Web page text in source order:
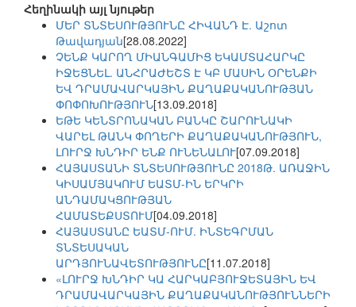
Հեղինակի այլ նյութեր
ՄԵՐ ՏՆՏԵՍՈՒԹՅՈՒՆԸ ՀԻՎԱՆԴ Է. Աշոտ
Թավադյան[28.08.2022]
ՉԵՆՔ ԿԱՐՈՂ ՄԻԱՆԳԱՄԻՑ ԵԿԱՄՏԱՀԱՐԿԸ
ԻՋԵՑՆԵԼ. ԱՆՀՐԱԺԵՇՏ Է ԿԲ ՄԱՍԻՆ ՕՐԵՆՔԻ
ԵՎ ԴՐԱՄԱՎԱՐԿԱՅԻՆ ՔԱՂԱՔԱԿԱՆՈՒԹՅԱՆ
ՓՈՓՈԽՈՒԹՅՈՒՆ[13.09.2018]
ԵԹԵ ԿԵՆՏՐՈՆԱԿԱՆ ԲԱՆԿԸ ՇԱՐՈՒՆԱԿԻ
ՎԱՐԵԼ ԹԱՆԿ ՓՈՂԵՐԻ ՔԱՂԱՔԱԿԱՆՈՒԹՅՈՒՆ,
ԼՈՒՐՋ ԽՆԴԻՐ ԵՆՔ ՈՒՆԵՆԱԼՈՒ[07.09.2018]
ՀԱՅԱՍՏԱՆԻ ՏՆՏԵՍՈՒԹՅՈՒՆԸ 2018Թ. ԱՌԱՋԻՆ
ԿԻՍԱՄՅԱԿՈՒՄ ԵԱՏՄ-ԻՆ ԵՐԿՐԻ
ԱՆԴԱՄԱԿՑՈՒԹՅԱՆ
ՀԱՄԱՏԵՔՍՏՈՒՄ[04.09.2018]
ՀԱՅԱՍՏԱՆԸ ԵԱՏՄ-ՈՒՄ. ԻՆՏԵԳՐՄԱՆ
ՏՆՏԵՍԱԿԱՆ
ԱՐԴՅՈՒՆԱՎԵՏՈՒԹՅՈՒՆԸ[11.07.2018]
«ԼՈՒՐՋ ԽՆԴԻՐ ԿԱ ՀԱՐԿԱԲՅՈՒՋԵՏԱՅԻՆ ԵՎ
ԴՐԱՄԱՎԱՐԿԱՅԻՆ ՔԱՂԱՔԱԿԱՆՈՒԹՅՈՒՆՆԵՐԻ